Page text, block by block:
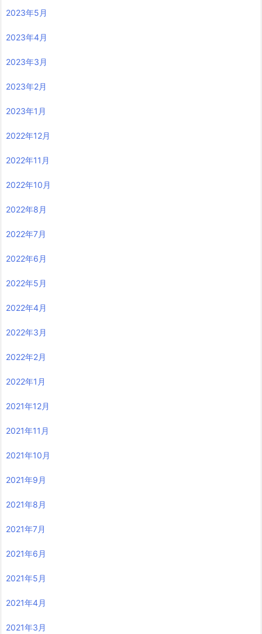
2023年5月
2023年4月
2023年3月
2023年2月
2023年1月
2022年12月
2022年11月
2022年10月
2022年8月
2022年7月
2022年6月
2022年5月
2022年4月
2022年3月
2022年2月
2022年1月
2021年12月
2021年11月
2021年10月
2021年9月
2021年8月
2021年7月
2021年6月
2021年5月
2021年4月
2021年3月